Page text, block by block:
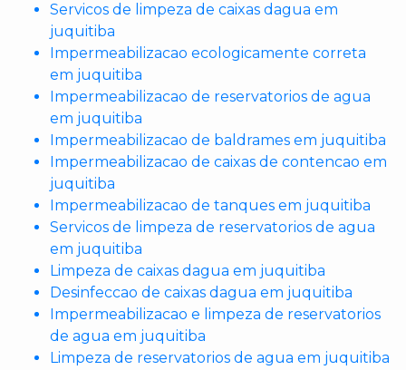
Servicos de limpeza de caixas dagua em
juquitiba
Impermeabilizacao ecologicamente correta
em juquitiba
Impermeabilizacao de reservatorios de agua
em juquitiba
Impermeabilizacao de baldrames em juquitiba
Impermeabilizacao de caixas de contencao em
juquitiba
Impermeabilizacao de tanques em juquitiba
Servicos de limpeza de reservatorios de agua
em juquitiba
Limpeza de caixas dagua em juquitiba
Desinfeccao de caixas dagua em juquitiba
Impermeabilizacao e limpeza de reservatorios
de agua em juquitiba
Limpeza de reservatorios de agua em juquitiba